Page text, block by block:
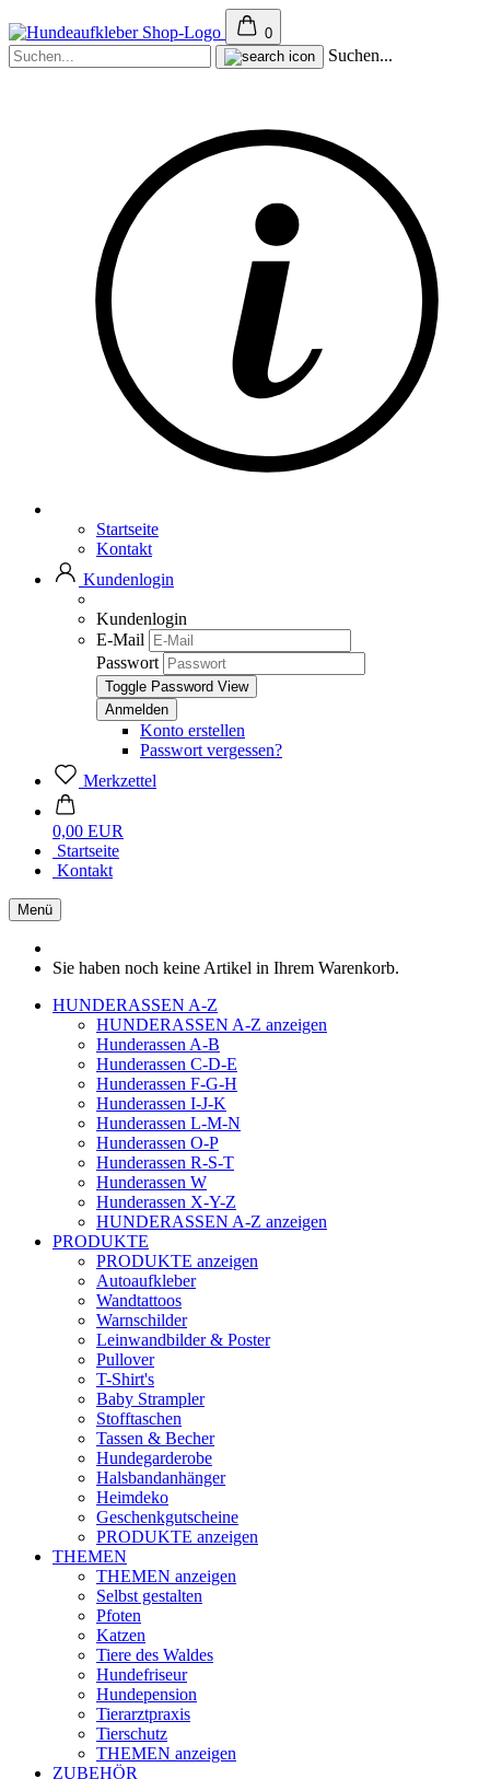
0
Suchen...
Startseite
Kontakt
Kundenlogin
Kundenlogin
E-Mail
Passwort
Toggle Password View
Konto erstellen
Passwort vergessen?
Merkzettel
0,00 EUR
Startseite
Kontakt
Menü
Sie haben noch keine Artikel in Ihrem Warenkorb.
HUNDERASSEN A-Z
HUNDERASSEN A-Z anzeigen
Hunderassen A-B
Hunderassen C-D-E
Hunderassen F-G-H
Hunderassen I-J-K
Hunderassen L-M-N
Hunderassen O-P
Hunderassen R-S-T
Hunderassen W
Hunderassen X-Y-Z
HUNDERASSEN A-Z anzeigen
PRODUKTE
PRODUKTE anzeigen
Autoaufkleber
Wandtattoos
Warnschilder
Leinwandbilder & Poster
Pullover
T-Shirt's
Baby Strampler
Stofftaschen
Tassen & Becher
Hundegarderobe
Halsbandanhänger
Heimdeko
Geschenkgutscheine
PRODUKTE anzeigen
THEMEN
THEMEN anzeigen
Selbst gestalten
Pfoten
Katzen
Tiere des Waldes
Hundefriseur
Hundepension
Tierarztpraxis
Tierschutz
THEMEN anzeigen
ZUBEHÖR